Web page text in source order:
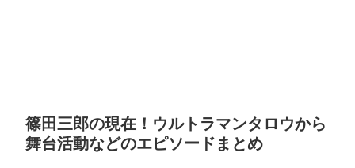
篠田三郎の現在！ウルトラマンタロウから
舞台活動などのエピソードまとめ